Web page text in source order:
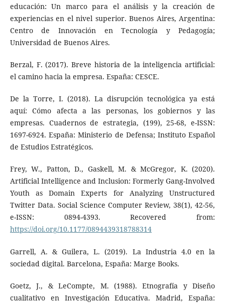
educación: Un marco para el análisis y la creación de
experiencias en el nivel superior. Buenos Aires, Argentina:
Centro de Innovación en Tecnología y Pedagogía;
Universidad de Buenos Aires.
Berzal, F. (2017). Breve historia de la inteligencia artificial:
el camino hacia la empresa. España: CESCE.
De la Torre, I. (2018). La disrupción tecnológica ya está
aquí: Cómo afecta a las personas, los gobiernos y las
empresas. Cuadernos de estrategia, (199), 25-68, e-ISSN:
1697-6924. España: Ministerio de Defensa; Instituto Español
de Estudios Estratégicos.
Frey, W., Patton, D., Gaskell, M. & McGregor, K. (2020).
Artificial Intelligence and Inclusion: Formerly Gang-Involved
Youth as Domain Experts for Analyzing Unstructured
Twitter Data. Social Science Computer Review, 38(1), 42-56,
e-ISSN: 0894-4393. Recovered from:
https://doi.org/10.1177/0894439318788314
Garrell, A. & Guilera, L. (2019). La Industria 4.0 en la
sociedad digital. Barcelona, España: Marge Books.
Goetz, J., & LeCompte, M. (1988). Etnografía y Diseño
cualitativo en Investigación Educativa. Madrid, España: